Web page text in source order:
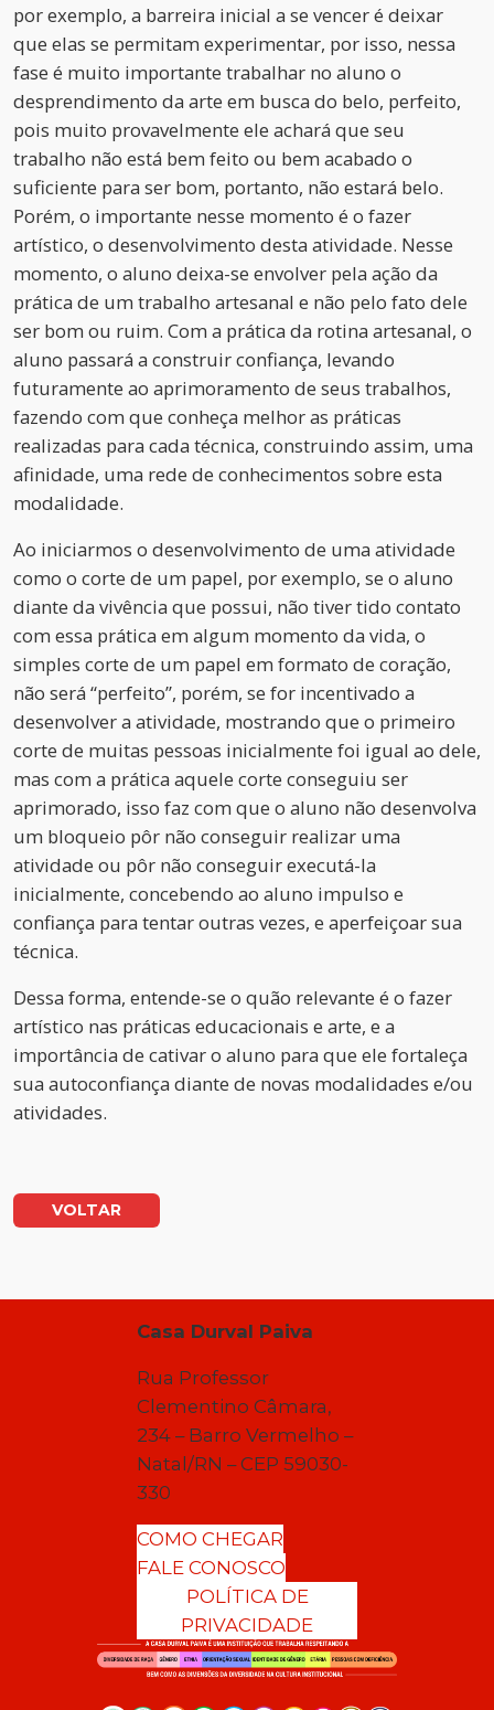
por exemplo, a barreira inicial a se vencer é deixar
que elas se permitam experimentar, por isso, nessa
fase é muito importante trabalhar no aluno o
desprendimento da arte em busca do belo, perfeito,
pois muito provavelmente ele achará que seu
trabalho não está bem feito ou bem acabado o
suficiente para ser bom, portanto, não estará belo.
Porém, o importante nesse momento é o fazer
artístico, o desenvolvimento desta atividade. Nesse
momento, o aluno deixa-se envolver pela ação da
prática de um trabalho artesanal e não pelo fato dele
ser bom ou ruim. Com a prática da rotina artesanal, o
aluno passará a construir confiança, levando
futuramente ao aprimoramento de seus trabalhos,
fazendo com que conheça melhor as práticas
realizadas para cada técnica, construindo assim, uma
afinidade, uma rede de conhecimentos sobre esta
modalidade.
Ao iniciarmos o desenvolvimento de uma atividade
como o corte de um papel, por exemplo, se o aluno
diante da vivência que possui, não tiver tido contato
com essa prática em algum momento da vida, o
simples corte de um papel em formato de coração,
não será “perfeito”, porém, se for incentivado a
desenvolver a atividade, mostrando que o primeiro
corte de muitas pessoas inicialmente foi igual ao dele,
mas com a prática aquele corte conseguiu ser
aprimorado, isso faz com que o aluno não desenvolva
um bloqueio pôr não conseguir realizar uma
atividade ou pôr não conseguir executá-la
inicialmente, concebendo ao aluno impulso e
confiança para tentar outras vezes, e aperfeiçoar sua
técnica.
Dessa forma, entende-se o quão relevante é o fazer
artístico nas práticas educacionais e arte, e a
importância de cativar o aluno para que ele fortaleça
sua autoconfiança diante de novas modalidades e/ou
atividades.
VOLTAR
Casa Durval Paiva
Rua Professor
Clementino Câmara,
234 – Barro Vermelho –
Natal/RN – CEP 59030-
330
COMO CHEGAR
FALE CONOSCO
POLÍTICA DE
PRIVACIDADE